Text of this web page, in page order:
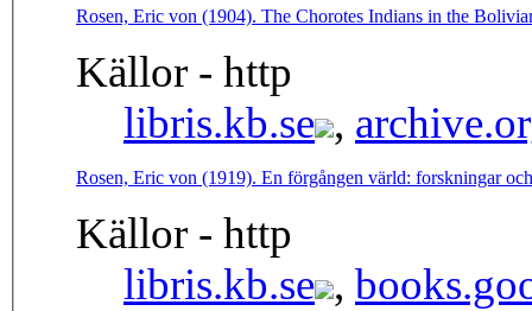
Rosen, Eric von (1904). The Chorotes Indians in the
Källor - http
libris.kb.se ,
Rosen, Eric von (1919). En förgången värld: forskningar
Källor - http
libris.kb.se ,